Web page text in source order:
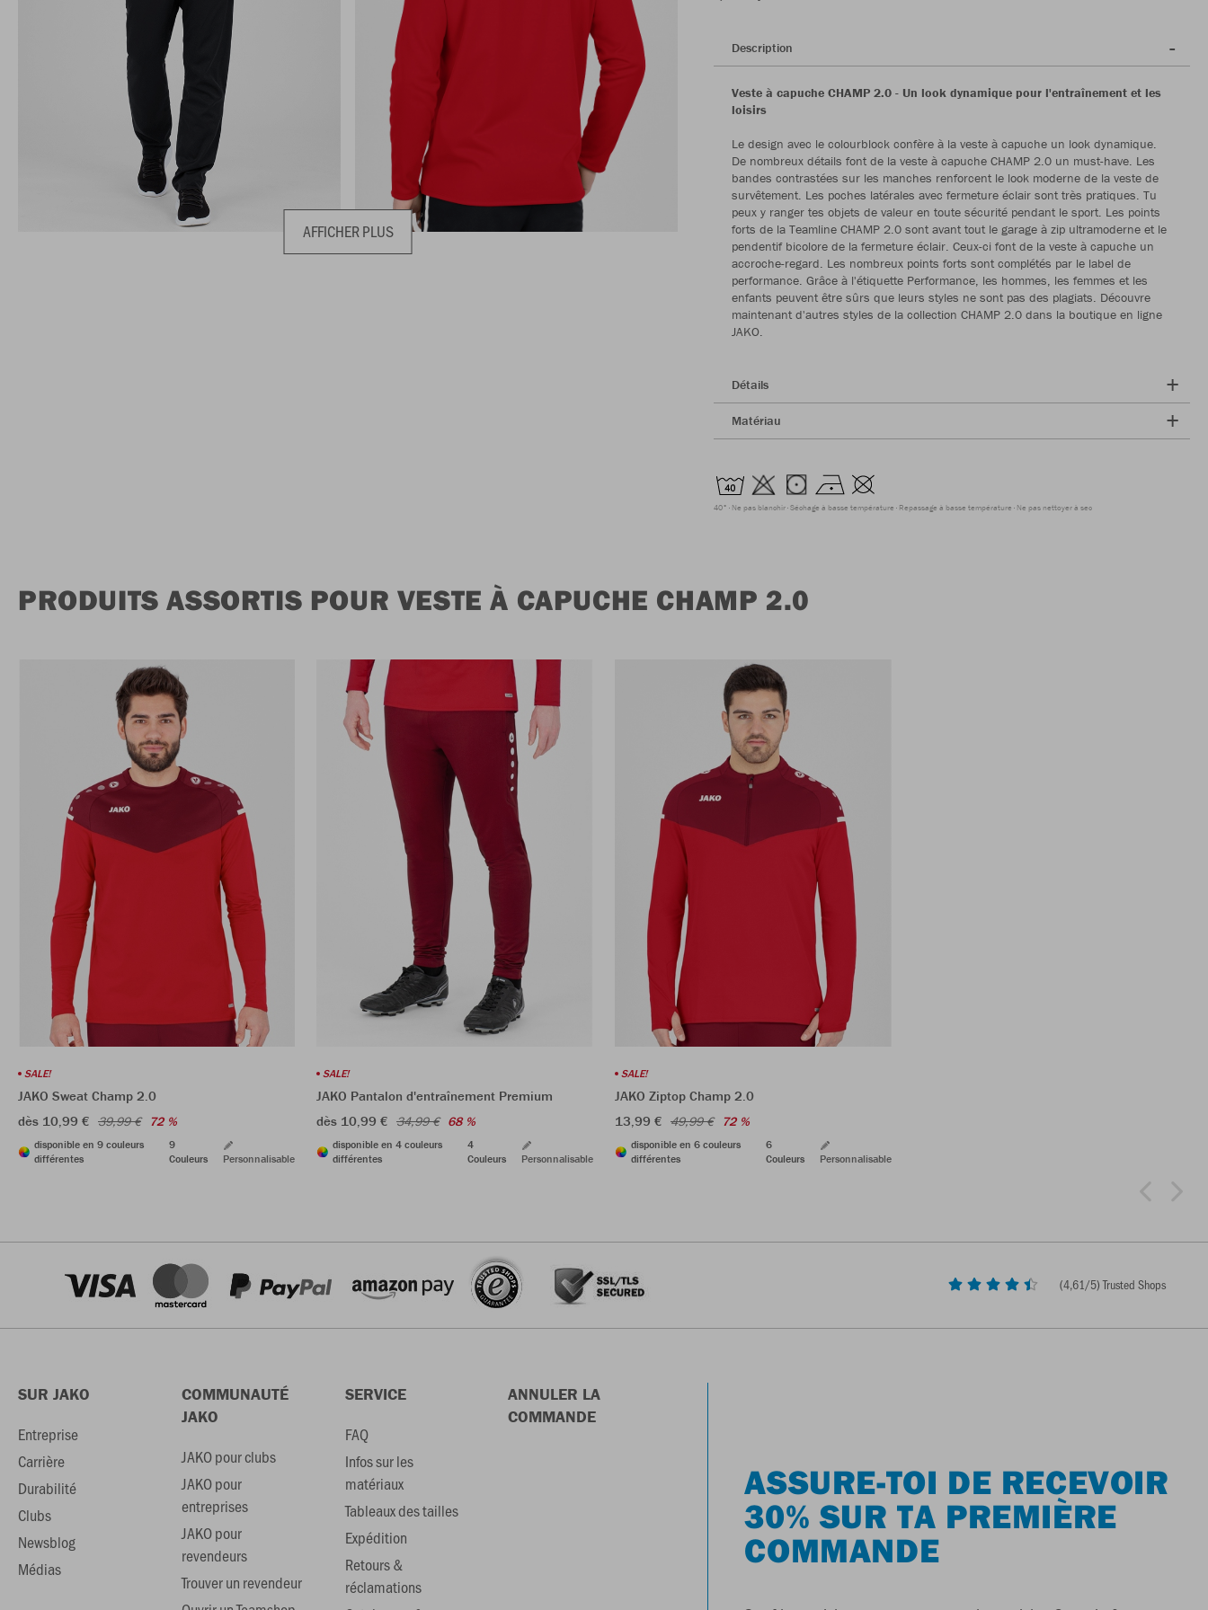
AFFICHER PLUS
Description
Veste à capuche CHAMP 2.0 - Un look dynamique pour l'entraînement et les
loisirs
Le design avec le colourblock confère à la veste à capuche un look dynamique.
De nombreux détails font de la veste à capuche CHAMP 2.0 un must-have. Les
bandes contrastées sur les manches renforcent le look moderne de la veste de
survêtement. Les poches latérales avec fermeture éclair sont très pratiques. Tu
peux y ranger tes objets de valeur en toute sécurité pendant le sport. Les points
forts de la Teamline CHAMP 2.0 sont avant tout le garage à zip ultramoderne et le
pendentif bicolore de la fermeture éclair. Ceux-ci font de la veste à capuche un
accroche-regard. Les nombreux points forts sont complétés par le label de
performance. Grâce à l'étiquette Performance, les hommes, les femmes et les
enfants peuvent être sûrs que leurs styles ne sont pas des plagiats. Découvre
maintenant d'autres styles de la collection CHAMP 2.0 dans la boutique en ligne
JAKO.
Détails
Matériau
40° Ne pas blanchir Séchage à basse température Repassage à basse température Ne pas nettoyer à sec
PRODUITS ASSORTIS POUR VESTE À CAPUCHE CHAMP 2.0
SALE!
JAKO Sweat Champ 2.0
dès 10,99 € 39,99 € 72 %
disponible en 9 couleurs
différentes
9
Couleurs
Personnalisable
SALE!
JAKO Pantalon d'entraînement Premium
dès 10,99 € 34,99 € 68 %
disponible en 4 couleurs
différentes
4
Couleurs
Personnalisable
SALE!
JAKO Ziptop Champ 2.0
13,99 € 49,99 € 72 %
disponible en 6 couleurs
différentes
6
Couleurs
Personnalisable
(4,61/5) Trusted Shops
SUR JAKO
Entreprise
Carrière
Durabilité
Clubs
Newsblog
Médias
COMMUNAUTÉ
JAKO
JAKO pour clubs
JAKO pour
entreprises
JAKO pour
revendeurs
Trouver un revendeur
SERVICE
FAQ
Infos sur les
matériaux
Tableaux des tailles
Expédition
Retours &
réclamations
ANNULER LA
COMMANDE
ASSURE-TOI DE RECEVOIR
30% SUR TA PREMIÈRE
COMMANDE